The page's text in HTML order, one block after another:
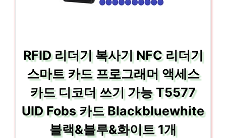
RFID 리더기 복사기 NFC 리더기
스마트 카드 프로그래머 액세스
카드 디코더 쓰기 가능 T5577
UID Fobs 카드 Blackbluewhite
블랙&블루&화이트 1개